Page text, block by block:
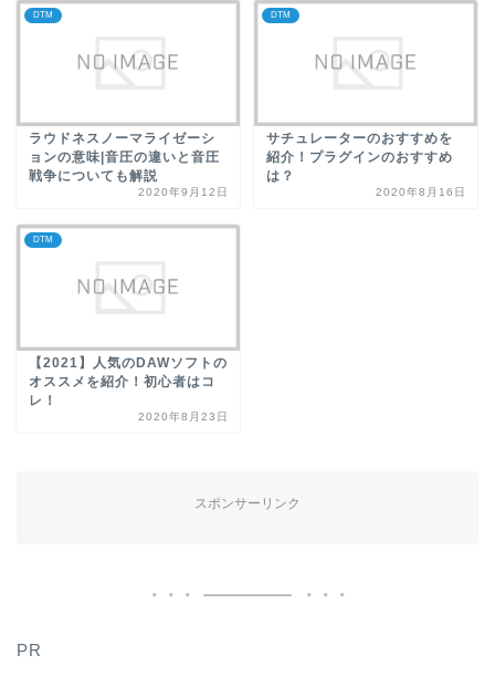
DTM
ラウドネスノーマライゼーシ
ョンの意味|音圧の違いと音圧
戦争についても解説
2020年9月12日
DTM
サチュレーターのおすすめを
紹介！プラグインのおすすめ
は？
2020年8月16日
DTM
【2021】人気のDAWソフトの
オススメを紹介！初心者はコ
レ！
2020年8月23日
スポンサーリンク
PR